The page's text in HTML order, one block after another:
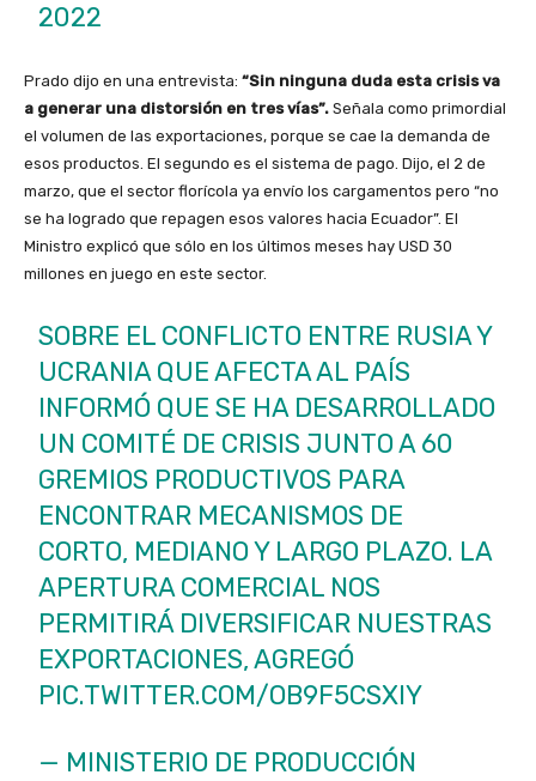
2022
Prado dijo en una entrevista: “Sin ninguna duda esta crisis va
a generar una distorsión en tres vías”. Señala como primordial
el volumen de las exportaciones, porque se cae la demanda de
esos productos. El segundo es el sistema de pago. Dijo, el 2 de
marzo, que el sector florícola ya envío los cargamentos pero “no
se ha logrado que repagen esos valores hacia Ecuador”. El
Ministro explicó que sólo en los últimos meses hay USD 30
millones en juego en este sector.
SOBRE EL CONFLICTO ENTRE RUSIA Y
UCRANIA QUE AFECTA AL PAÍS
INFORMÓ QUE SE HA DESARROLLADO
UN COMITÉ DE CRISIS JUNTO A 60
GREMIOS PRODUCTIVOS PARA
ENCONTRAR MECANISMOS DE
CORTO, MEDIANO Y LARGO PLAZO. LA
APERTURA COMERCIAL NOS
PERMITIRÁ DIVERSIFICAR NUESTRAS
EXPORTACIONES, AGREGÓ
PIC.TWITTER.COM/OB9F5CSXIY
— MINISTERIO DE PRODUCCIÓN